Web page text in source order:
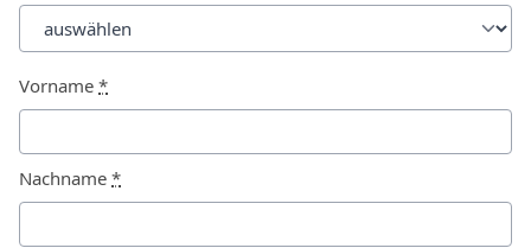
Vorname *
Nachname *